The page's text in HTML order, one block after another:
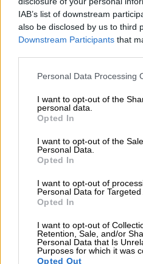
IAB’s list of downstream
also be disclosed by us to third
Downstream Participants that
Please note that this website/
not limited to your visit or
grant or deny consent to
use your data for below
consent section.
Personal Data Processing
I want to opt-out of the
personal data.
Opted In
I want to opt-out of the
Personal Data.
Opted In
I want to opt-out of
Personal Data for Targeted
Opted In
I want to opt-out of
Retention, Sale, and/or
Personal Data that Is
Purposes for which it was
Opted Out
Το νέο συμβόλαιο
προσοδοφόρο. Ο
είναι ο πιο
ποδοσφαιριστής στον
Σύμφωνα με τη Marca,
15 εκατ. ευρώ τον
εβδομάδα, 550.000
ευρώ την ώρα!
ιδιοκτησία της Αλ
εκατ. ευρώ), σε μια
κατέχει στο συνολικό
συλλόγου.
Στο νέο συμβόλαιο